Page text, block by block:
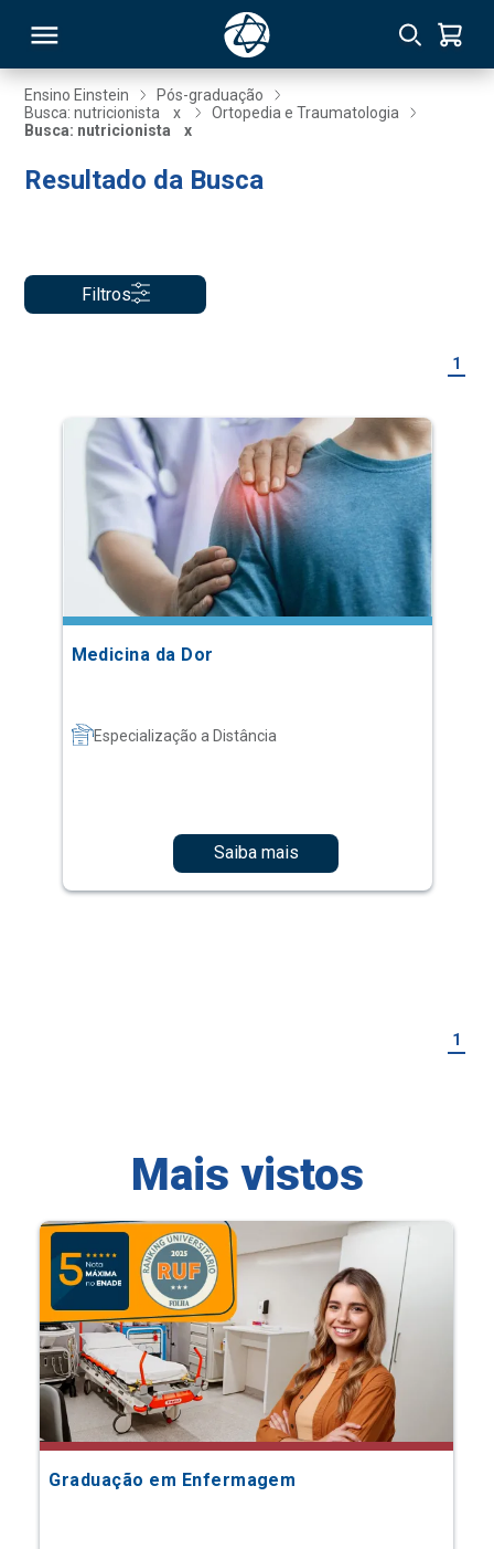
Ensino Einstein
Pós-graduação
Busca: nutricionista
x
Ortopedia e Traumatologia
Busca: nutricionista
x
Resultado da Busca
Filtros
1
Medicina da Dor
Especialização a Distância
Saiba mais
1
Mais vistos
Graduação em Enfermagem